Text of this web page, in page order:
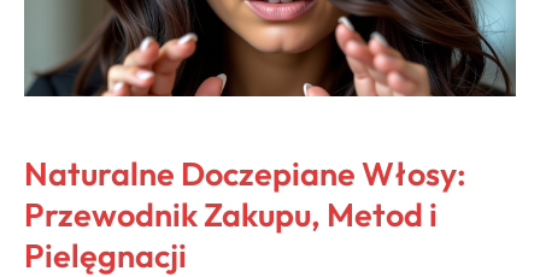
Naturalne Doczepiane Włosy:
Przewodnik Zakupu, Metod i
Pielęgnacji